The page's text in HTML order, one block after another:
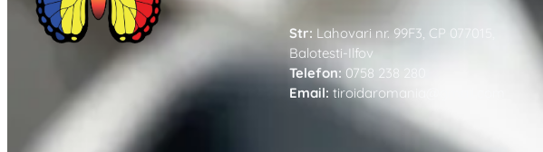
Str: Lahovari nr. 99F3, CP 077015,
Balotesti-Ilfov
Telefon: 0758 238 280
Email: tiroidaromania@gmail.com